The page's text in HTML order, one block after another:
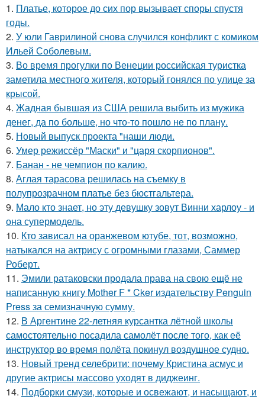
1. Платье, которое до сих пор вызывает споры спустя
годы.
2. У юли Гаврилиной снова случился конфликт с комиком
Ильей Соболевым.
3. Во время прогулки по Венеции российская туристка
заметила местного жителя, который гонялся по улице за
крысой.
4. Жадная бывшая из США решила выбить из мужика
денег, да по больше, но что-то пошло не по плану.
5. Новый выпуск проекта "наши люди.
6. Умер режиссёр "Маски" и "царя скорпионов".
7. Банан - не чемпион по калию.
8. Аглая тарасова решилась на съемку в
полупрозрачном платье без бюстгальтера.
9. Мало кто знает, но эту девушку зовут Винни харлоу - и
она супермодель.
10. Кто зависал на оранжевом ютубе, тот, возможно,
натыкался на актрису с огромными глазами, Саммер
Роберт.
11. Эмили ратаковски продала права на свою ещё не
написанную книгу Mother F * Cker издательству Penguin
Press за семизначную сумму.
12. В Аргентине 22-летняя курсантка лётной школы
самостоятельно посадила самолёт после того, как её
инструктор во время полёта покинул воздушное судно.
13. Новый тренд селебрити: почему Кристина асмус и
другие актрисы массово уходят в диджеинг.
14. Подборки смузи, которые и освежают, и насыщают, и